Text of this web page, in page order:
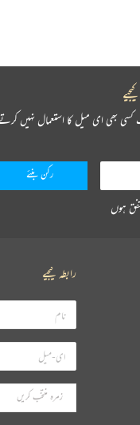
بھی ای میل کا استعمال نہیں
ہوں
رابطہ کیجیے